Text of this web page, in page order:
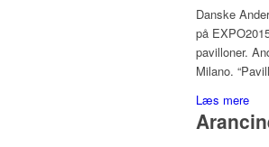
Danske
på
pavilloner.
Milano.
Læs mere